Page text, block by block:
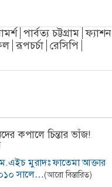
পার্বত্য চট্টগ্রাম ফ্যাশন
রূপচর্চা রেসিপি
কপালে চিন্তার ভাঁজ!
মুরাদঃ ফাতেমা আক্তার
সালে…(আরো বিস্তারিত)